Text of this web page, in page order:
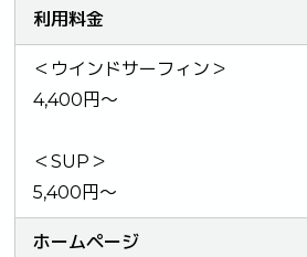
利用料金
＜ウインドサーフィン＞
4,400円～
＜SUP＞
5,400円～
ホームページ